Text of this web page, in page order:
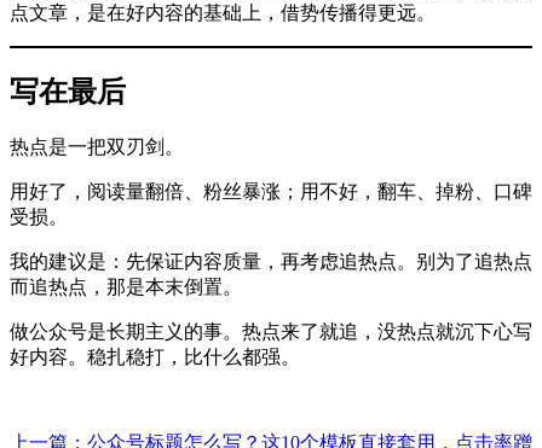
点文章，是在好内容的基础上，借势传播得更远。
写在最后
热点是一把双刃剑。
用好了，阅读量翻倍、粉丝暴涨；用不好，翻车、掉粉、口碑
受损。
我的建议是：先保证内容质量，再考虑追热点。别为了追热点
而追热点，那是本末倒置。
做公众号是长期主义的事。热点来了就追，没热点就沉下心写
好内容。稳扎稳打，比什么都强。
上一篇：公众号标题怎么写？这10个模板直接套用，点击率蹭